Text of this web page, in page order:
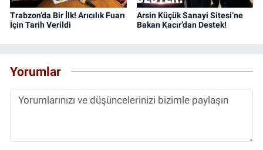
Trabzon’da Bir İlk! Arıcılık Fuarı
İçin Tarih Verildi
Arsin Küçük Sanayi Sitesi’ne
Bakan Kacır’dan Destek!
Yorumlar